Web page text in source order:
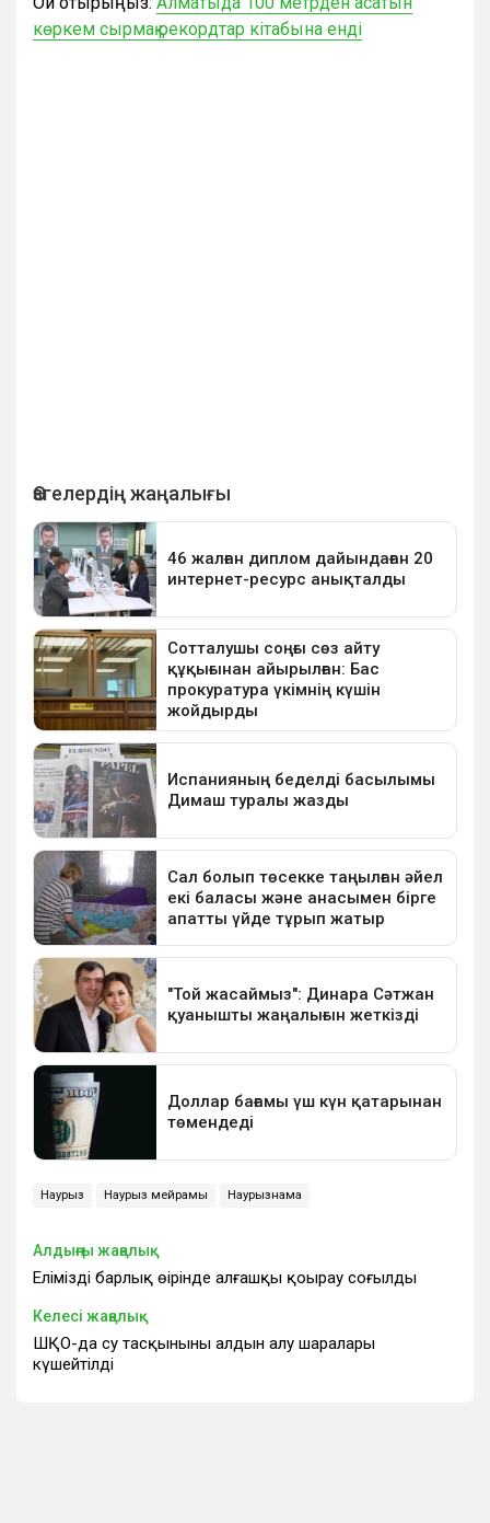
көркем сырмақ рекордтар кітабына енді
Наурыз Наурыз мейрамы Наурызнама
Алдыңғы жаңалық
Еліміздің барлық өңірінде алғашқы қоңырау соғылды
Келесі жаңалық
ШҚО-да су тасқынының алдын алу шаралары
күшейтілді